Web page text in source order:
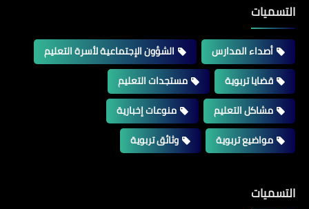
التسميات
أصداء المدارس
الشؤون الإجتماعية لأسرة التعليم
قضايا تربوية
مستجدات التعليم
مشاكل التعليم
منوعات إخبارية
مواضيع تربوية
وثائق تربوية
التسميات